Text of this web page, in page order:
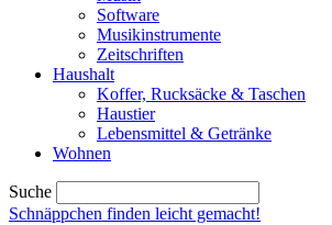
Software
Musikinstrumente
Zeitschriften
Haushalt
Koffer, Rucksäcke & Taschen
Haustier
Lebensmittel & Getränke
Wohnen
Suche
Schnäppchen finden leicht gemacht!